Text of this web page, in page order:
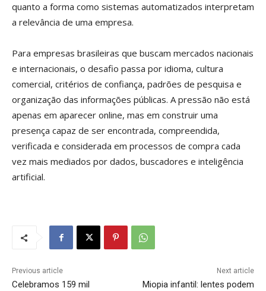
quanto a forma como sistemas automatizados interpretam
a relevância de uma empresa.
Para empresas brasileiras que buscam mercados nacionais
e internacionais, o desafio passa por idioma, cultura
comercial, critérios de confiança, padrões de pesquisa e
organização das informações públicas. A pressão não está
apenas em aparecer online, mas em construir uma
presença capaz de ser encontrada, compreendida,
verificada e considerada em processos de compra cada
vez mais mediados por dados, buscadores e inteligência
artificial.
Previous article
Celebramos 159 mil
Next article
Miopia infantil: lentes podem